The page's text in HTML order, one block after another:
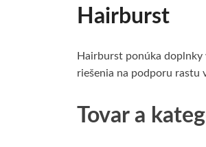
Hairburst
Hairburst ponúka doplnky
riešenia na podporu rastu
Tovar a